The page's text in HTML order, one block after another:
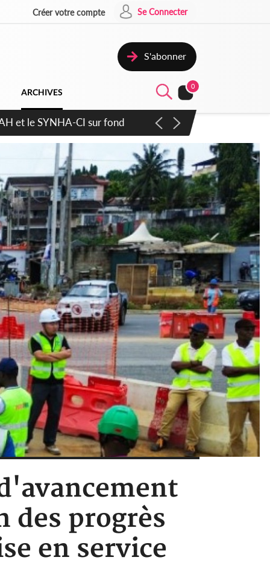
Créer votre compte Se Connecter
S'abonner
ARCHIVES
0
plus apaisé
des progrès
en service